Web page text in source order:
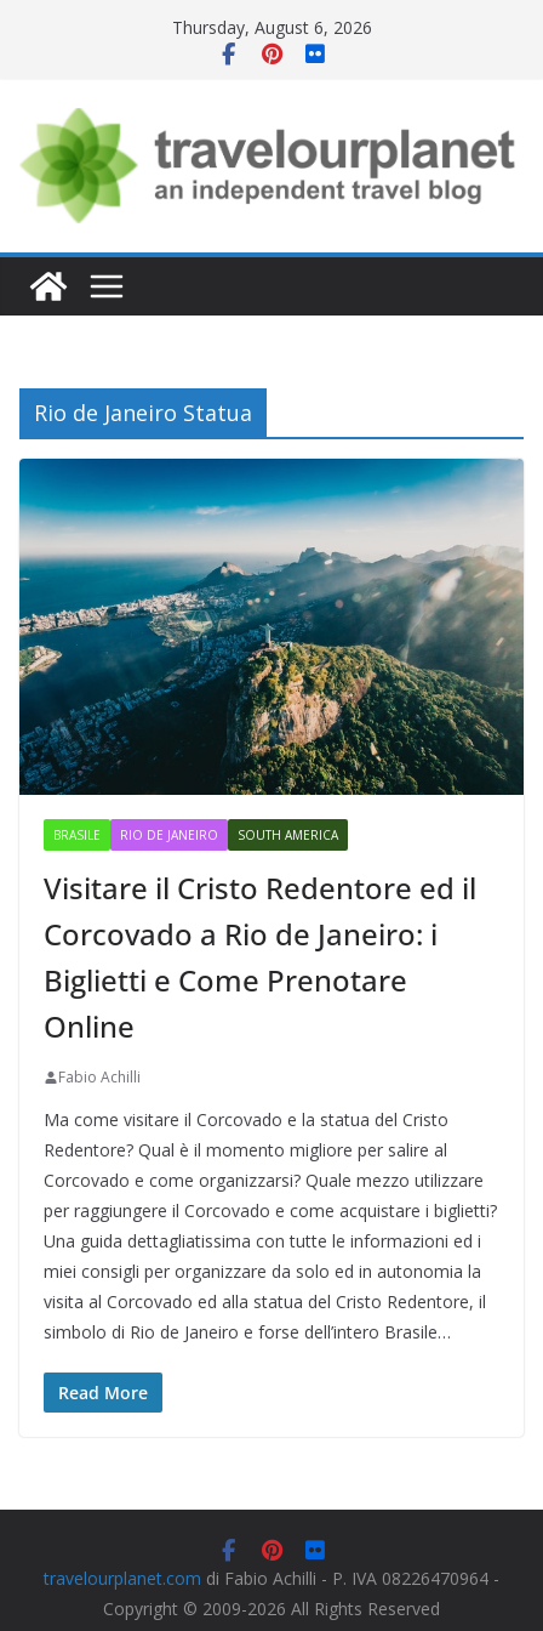
Thursday, August 6, 2026
Rio de Janeiro Statua
BRASILE RIO DE JANEIRO SOUTH AMERICA
Visitare il Cristo Redentore ed il
Corcovado a Rio de Janeiro: i
Biglietti e Come Prenotare
Online
Fabio Achilli
Ma come visitare il Corcovado e la statua del Cristo
Redentore? Qual è il momento migliore per salire al
Corcovado e come organizzarsi? Quale mezzo utilizzare
per raggiungere il Corcovado e come acquistare i biglietti?
Una guida dettagliatissima con tutte le informazioni ed i
miei consigli per organizzare da solo ed in autonomia la
visita al Corcovado ed alla statua del Cristo Redentore, il
simbolo di Rio de Janeiro e forse dell’intero Brasile…
Read More
travelourplanet.com di Fabio Achilli - P. IVA 08226470964 -
Copyright © 2009-2026 All Rights Reserved